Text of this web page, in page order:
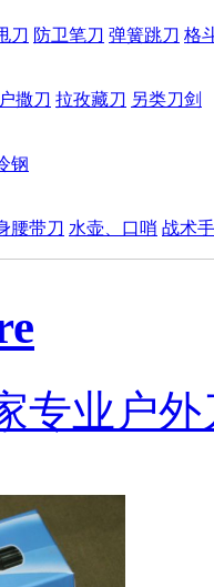
刀 防卫笔刀 弹簧跳刀 格
户撒刀 拉孜藏刀 另类刀剑
钢
腰带刀 水壶、口哨 战术
专业户